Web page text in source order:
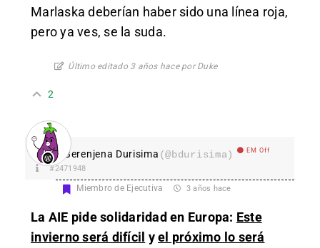
Marlaska deberían haber sido una línea roja,
pero ya ves, se la suda.
Último editado 3 años hace por Duke
2
Berenjena Durisima (@bdurisima) EM Off
#2471948
Miembro de Ejecutiva 3 años hace
La AIE pide solidaridad en Europa: Este
invierno será difícil yel próximo lo será